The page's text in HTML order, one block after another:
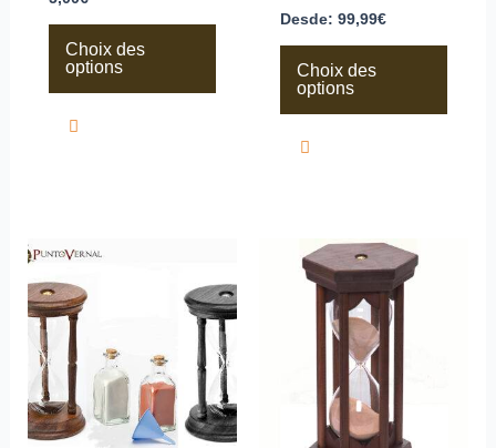
Choix des
options
Desde:99,99€
Choix des
options
Ce
produit
a
plusieurs
variations.
Les
options
peuvent
être
choisies
produit
plusieurs
variations.
peuvent
choisies